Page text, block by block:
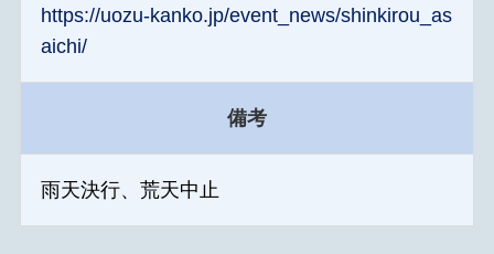
https://uozu-kanko.jp/event_news/shinkirou_as
aichi/
備考
雨天決行、荒天中止